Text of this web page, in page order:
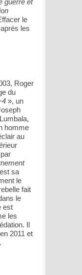
guerre et
le
les
Roger
du
», un
homme
au
sa
le
fait
le
est
les
Il
2011 et